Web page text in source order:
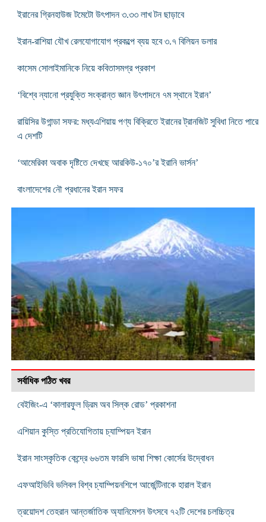
ইরানের গ্রিনহাউজ টমেটো উৎপাদন ৩.৩৩ লাখ টন ছাড়াবে
ইরান-রাশিয়া যৌখ রেলযোগাযোগ প্রকল্পে ব্যয় হবে ৩.৭ বিলিয়ন ডলার
কাসেম সোলাইমানিকে নিয়ে কবিতাসমগ্র প্রকাশ
‘বিশ্বে ন্যানো প্রযুক্তি সংক্রান্ত জ্ঞান উৎপাদনে ৭ম স্থানে ইরান’
রায়িসির উগান্ডা সফর: মধ্যএশিয়ায় পণ্য বিক্রিতে ইরানের ট্রানজিট সুবিধা নিতে পারে
এ দেশটি
‘আমেরিকা অবাক দৃষ্টিতে দেখছে আরকিউ-১৭০’র ইরানি ভার্সন’
বাংলাদেশের নৌ প্রধানের ইরান সফর
সর্বাধিক পঠিত খবর
বেইজিং-এ ‘কালারফুল ড্রিম অব সিল্ক রোড’ প্রকাশনা
এশিয়ান কুস্তি প্রতিযোগিতায় চ্যাম্পিয়ন ইরান
ইরান সাংস্কৃতিক কেন্দ্রে ৬৬তম ফারসি ভাষা শিক্ষা কোর্সের উদ্বোধন
এফআইভিবি ভলিবল বিশ্ব চ্যাম্পিয়নশিপে আর্জেন্টিনাকে হারাল ইরান
ত্রয়োদশ তেহরান আন্তর্জাতিক অ্যানিমেশন উৎসবে ৭২টি দেশের চলচ্চিত্র